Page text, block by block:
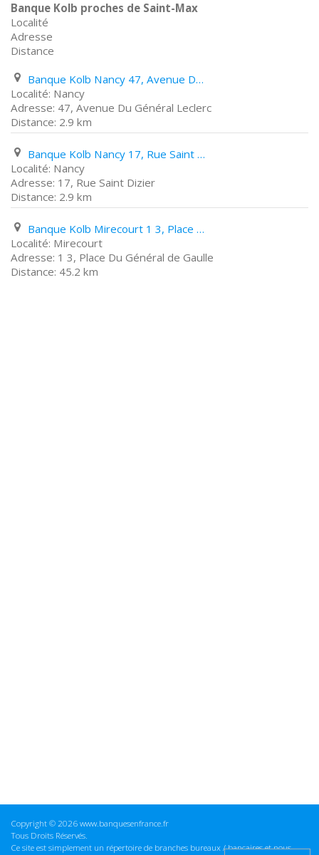
Banque Kolb proches de Saint-Max
Localité
Adresse
Distance
Banque Kolb Nancy 47, Avenue Du Général Leclerc
Nancy
47, Avenue Du Général Leclerc
2.9 km
Banque Kolb Nancy 17, Rue Saint Dizier
Nancy
17, Rue Saint Dizier
2.9 km
Banque Kolb Mirecourt 1 3, Place Du Général de Gaulle
Mirecourt
1 3, Place Du Général de Gaulle
45.2 km
Copyright © 2026 www.banquesenfrance.fr
Tous Droits Réservés.
Ce site est simplement un répertoire de branches bureaux / bancaires et nous